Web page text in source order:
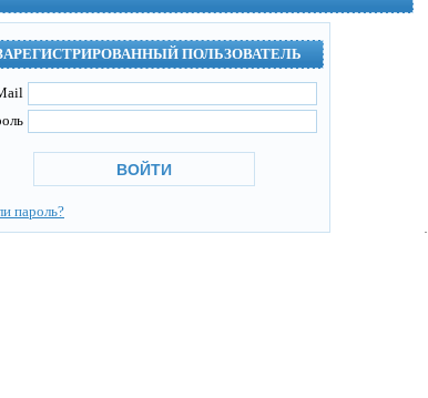
ПОЛЬЗОВАТЕЛЬ
пароль?